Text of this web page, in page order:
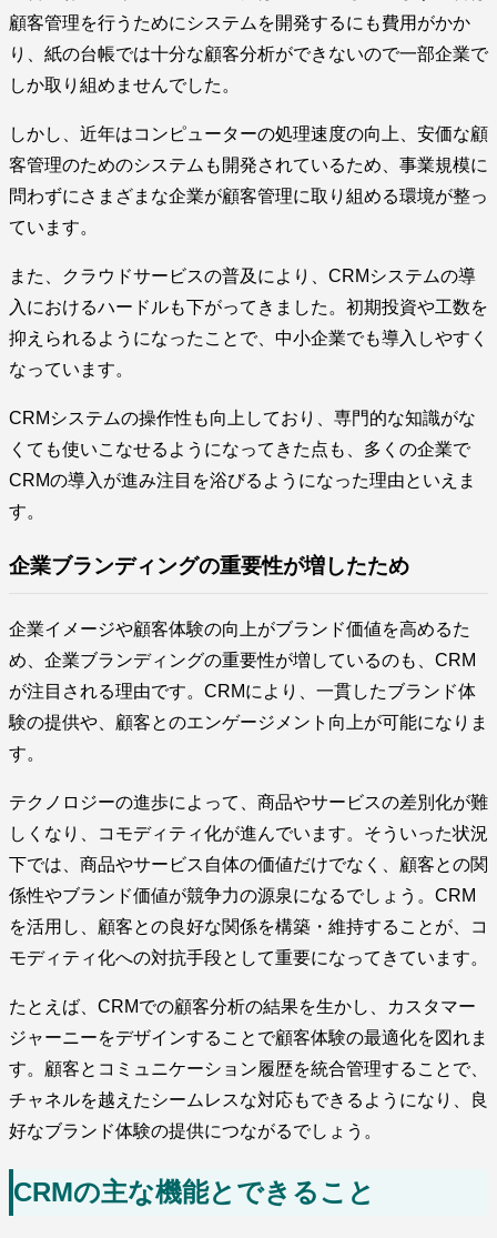
顧客管理を行うためにシステムを開発するにも費用がかか
り、紙の台帳では十分な顧客分析ができないので一部企業で
しか取り組めませんでした。
しかし、近年はコンピューターの処理速度の向上、安価な顧
客管理のためのシステムも開発されているため、事業規模に
問わずにさまざまな企業が顧客管理に取り組める環境が整っ
ています。
また、クラウドサービスの普及により、CRMシステムの導
入におけるハードルも下がってきました。初期投資や工数を
抑えられるようになったことで、中小企業でも導入しやすく
なっています。
CRMシステムの操作性も向上しており、専門的な知識がな
くても使いこなせるようになってきた点も、多くの企業で
CRMの導入が進み注目を浴びるようになった理由といえま
す。
企業ブランディングの重要性が増したため
企業イメージや顧客体験の向上がブランド価値を高めるた
め、企業ブランディングの重要性が増しているのも、CRM
が注目される理由です。CRMにより、一貫したブランド体
験の提供や、顧客とのエンゲージメント向上が可能になりま
す。
テクノロジーの進歩によって、商品やサービスの差別化が難
しくなり、コモディティ化が進んでいます。そういった状況
下では、商品やサービス自体の価値だけでなく、顧客との関
係性やブランド価値が競争力の源泉になるでしょう。CRM
を活用し、顧客との良好な関係を構築・維持することが、コ
モディティ化への対抗手段として重要になってきています。
たとえば、CRMでの顧客分析の結果を生かし、カスタマー
ジャーニーをデザインすることで顧客体験の最適化を図れま
す。顧客とコミュニケーション履歴を統合管理することで、
チャネルを越えたシームレスな対応もできるようになり、良
好なブランド体験の提供につながるでしょう。
CRMの主な機能とできること